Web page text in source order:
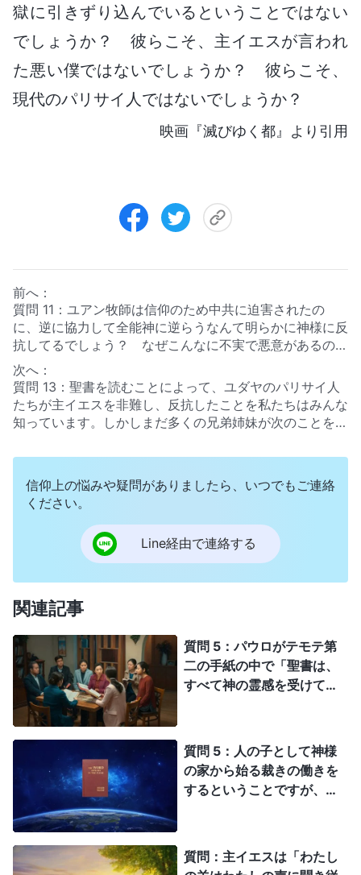
獄に引きずり込んでいるということではない
でしょうか？ 彼らこそ、主イエスが言われ
た悪い僕ではないでしょうか？ 彼らこそ、
現代のパリサイ人ではないでしょうか？
映画『滅びゆく都』より引用
前へ：
質問 11：ユアン牧師は信仰のため中共に迫害されたの
に、逆に協力して全能神に逆らうなんて明らかに神様に反
抗してるでしょう？ なぜこんなに不実で悪意があるのか
しら？
次へ：
質問 13：聖書を読むことによって、ユダヤのパリサイ人
たちが主イエスを非難し、反抗したことを私たちはみんな
知っています。しかしまだ多くの兄弟姉妹が次のことを理
リサイ人たちがその言葉には権威と力があるのを知ってい
た。にもかかわらず、狂ったように主イエスに反抗し、非
難しています。彼らは主イエスを十字架に磔にしました。
彼らの本質と実質は何だったのでしょう。
信仰上の悩みや疑問がありましたら、いつでもご連絡
ください。
Line経由で連絡する
関連記事
質問 5：パウロがテモテ第
二の手紙の中で「聖書は、
すべて神の霊感を受けて書
3:16）。つまり聖書の言葉
は全て神の御言葉であり、
聖書は主を代弁するという
ことです。主を信じること
ることです。聖書から逸脱
質問 5：人の子として神様
の家から始る裁きの働きを
するということですが、こ
から始まる裁きはヨハネの
黙示録にある大きな白い玉
質問：主イエスは「わたし